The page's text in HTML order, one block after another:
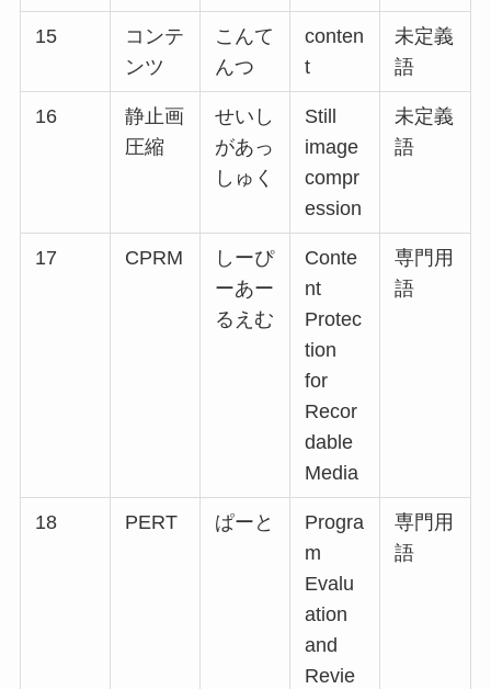
15
コンテ
ンツ
こんて
んつ
conten
t
未定義
語
16
静止画
圧縮
せいし
があっ
しゅく
Still
image
compr
ession
未定義
語
17 CPRM
しーぴ
ーあー
るえむ
Conte
nt
Protec
tion
for
Recor
dable
Media
専門用
語
18 PERT ぱーと
Progra
m
Evalu
ation
and
Revie
専門用
語